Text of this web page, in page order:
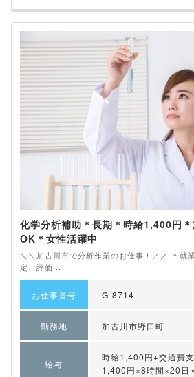
化学分析補助＊長期＊時給1,400円
OK＊女性活躍中
＼＼加古川市で分析作業のお仕事！／／ ＊就
定、評価...
お仕事番号 G-8714
勤務地 加古川市野口町
給与
時給1,400円+交通費
1,400円×8時間×20日